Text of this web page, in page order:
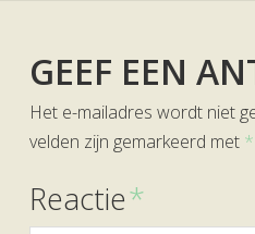
GEEF EEN
Het e-mailadres wordt niet
velden zijn gemarkeerd met *
Reactie*